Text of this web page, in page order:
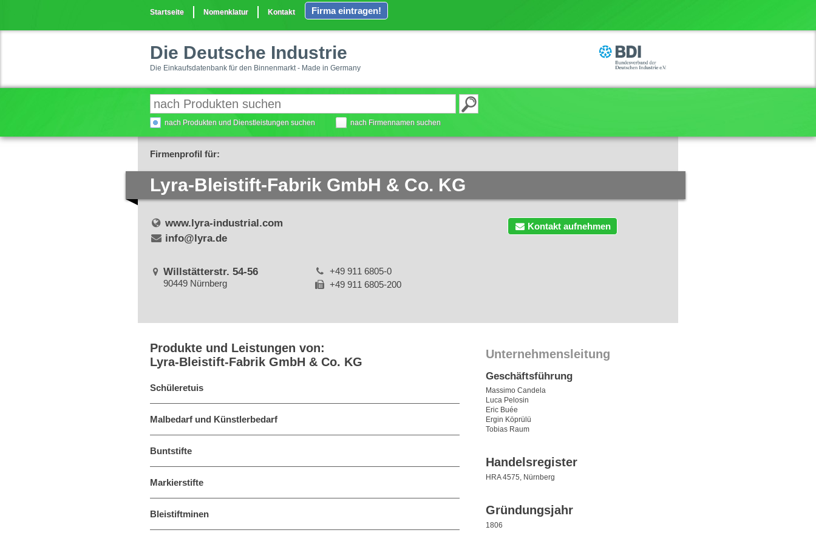
Startseite Nomenklatur Kontakt Firma eintragen!
Die Deutsche Industrie
Die Einkaufsdatenbank für den Binnenmarkt - Made in Germany
nach Produkten und Dienstleistungen suchen nach Firmennamen suchen
Firmenprofil für:
Lyra-Bleistift-Fabrik GmbH & Co. KG
Kontakt aufnehmen
www.lyra-industrial.com
info@lyra.de
Willstätterstr. 54-56
90449 Nürnberg
+49 911 6805-0
+49 911 6805-200
Produkte und Leistungen von:
Lyra-Bleistift-Fabrik GmbH & Co. KG
Schüleretuis
Malbedarf und Künstlerbedarf
Buntstifte
Markierstifte
Bleistiftminen
Unternehmensleitung
Geschäftsführung
Massimo Candela
Luca Pelosin
Eric Buée
Ergin Köprülü
Tobias Raum
Handelsregister
HRA 4575, Nürnberg
Gründungsjahr
1806